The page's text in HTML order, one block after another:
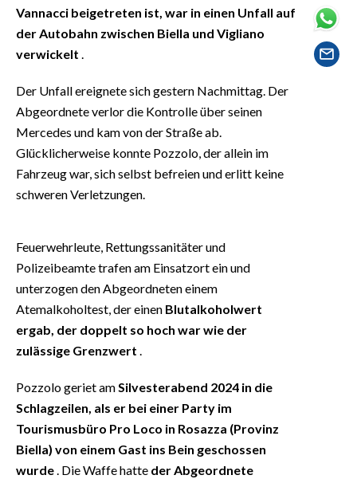
Vannacci beigetreten ist, war in einen Unfall auf
der Autobahn zwischen Biella und Vigliano
verwickelt
Der Unfall ereignete sich gestern Nachmittag. Der
Abgeordnete verlor die Kontrolle über seinen
Mercedes und kam von der Straße ab.
Glücklicherweise konnte Pozzolo, der allein im
Fahrzeug war, sich selbst befreien und erlitt keine
schweren Verletzungen.
Feuerwehrleute, Rettungssanitäter und
Polizeibeamte trafen am Einsatzort ein und
unterzogen den Abgeordneten einem
Atemalkoholtest, der einen Blutalkoholwert
ergab, der doppelt so hoch war wie der
zulässige Grenzwert
Pozzolo geriet am Silvesterabend 2024 in die
Schlagzeilen, als er bei einer Party im
Tourismusbüro Pro Loco in Rosazza (Provinz
Biella) von einem Gast ins Bein geschossen
wurde . Die Waffe hatte der Abgeordnete